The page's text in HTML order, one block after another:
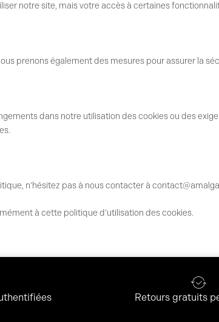
notre site, mais votre accès à certaines
prenons également des mesures pour assurer la
dans notre utilisation des cookies ou des
n’hésitez pas à nous contacter à
à cette politique d’utilisation des cookies.
Retours gratuits